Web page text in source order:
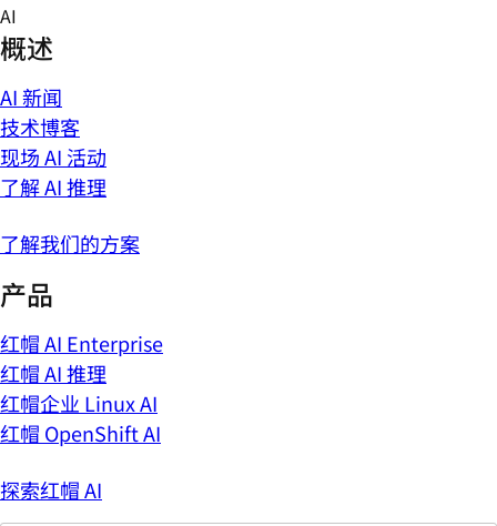
Skip
to
content
AI
概述
AI 新闻
技术博客
现场 AI 活动
了解 AI 推理
了解我们的方案
产品
红帽 AI Enterprise
红帽 AI 推理
红帽企业 Linux AI
红帽 OpenShift AI
探索红帽 AI